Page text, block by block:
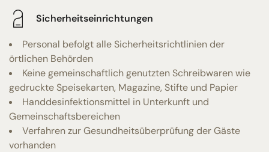
Sicherheitseinrichtungen
Personal befolgt alle Sicherheitsrichtlinien der
örtlichen Behörden
Keine gemeinschaftlich genutzten Schreibwaren wie
gedruckte Speisekarten, Magazine, Stifte und Papier
Handdesinfektionsmittel in Unterkunft und
Gemeinschaftsbereichen
Verfahren zur Gesundheitsüberprüfung der Gäste
vorhanden